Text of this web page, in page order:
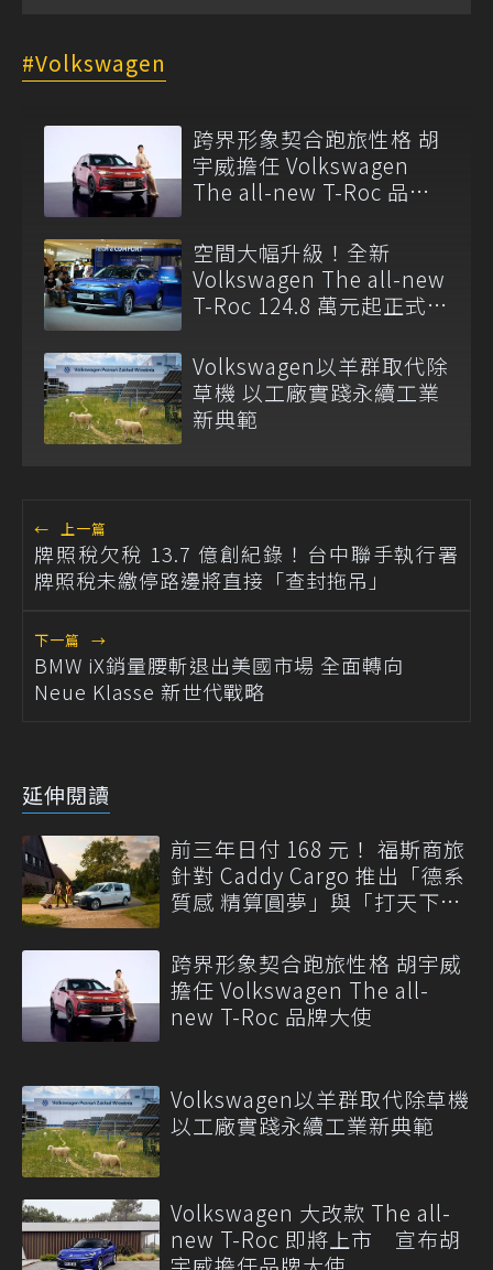
Volkswagen
跨界形象契合跑旅性格 胡
宇威擔任 Volkswagen
The all-new T-Roc 品牌
空間大幅升級！全新
Volkswagen The all-new
T-Roc 124.8 萬元起正式上
Volkswagen以羊群取代除
草機 以工廠實踐永續工業
新典範
← 上一篇
牌照稅欠稅 13.7 億創紀錄！台中聯手執行署
牌照稅未繳停路邊將直接「查封拖吊」
下一篇 →
BMW iX銷量腰斬退出美國市場 全面轉向
Neue Klasse 新世代戰略
延伸閱讀
前三年日付 168 元！ 福斯商旅
針對 Caddy Cargo 推出「德系
質感 精算圓夢」與「打天下」
跨界形象契合跑旅性格 胡宇威
擔任 Volkswagen The all-
new T-Roc 品牌大使
Volkswagen以羊群取代除草機
以工廠實踐永續工業新典範
Volkswagen 大改款 The all-
new T-Roc 即將上市 宣布胡